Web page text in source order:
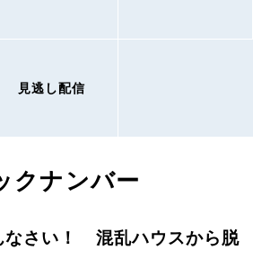
見逃し配信
クナンバー
なさい！ 混乱ハウスから脱